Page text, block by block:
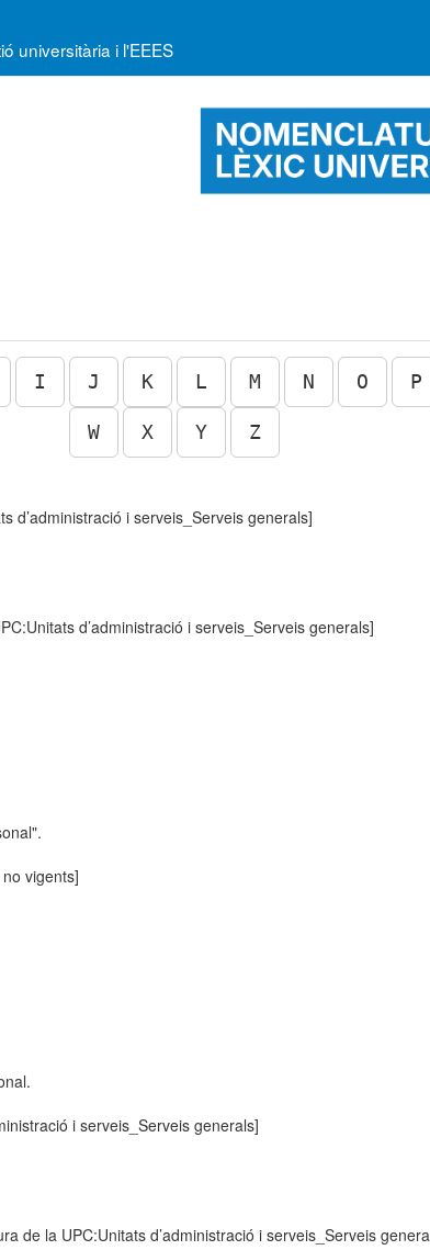
universitària i l'EEES
I J K L M N O P
W X Y Z
d’administració i serveis_Serveis generals]
d’administració i serveis_Serveis generals]
vigents]
i serveis_Serveis generals]
de la UPC:Unitats d’administració i serveis_Serveis